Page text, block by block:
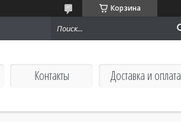
Корзина
Контакты Доставка и оплата